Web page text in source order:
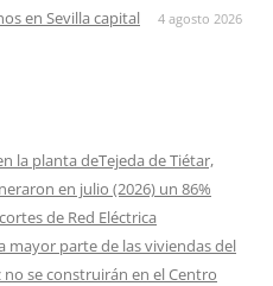
en Sevilla capital 4 agosto 2026
la planta deTejeda de Tiétar,
en julio (2026) un 86%
de Red Eléctrica
mayor parte de las viviendas del
no se construirán en el Centro